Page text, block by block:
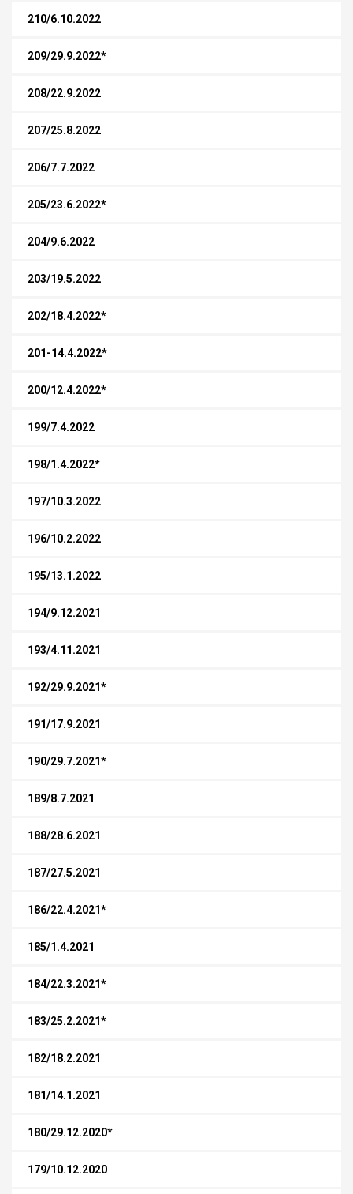
210/6.10.2022
209/29.9.2022*
208/22.9.2022
207/25.8.2022
206/7.7.2022
205/23.6.2022*
204/9.6.2022
203/19.5.2022
202/18.4.2022*
201-14.4.2022*
200/12.4.2022*
199/7.4.2022
198/1.4.2022*
197/10.3.2022
196/10.2.2022
195/13.1.2022
194/9.12.2021
193/4.11.2021
192/29.9.2021*
191/17.9.2021
190/29.7.2021*
189/8.7.2021
188/28.6.2021
187/27.5.2021
186/22.4.2021*
185/1.4.2021
184/22.3.2021*
183/25.2.2021*
182/18.2.2021
181/14.1.2021
180/29.12.2020*
179/10.12.2020